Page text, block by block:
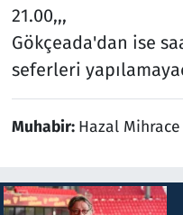
21.00,,,
Gökçeada'dan ise
seferleri
Muhabir: Hazal Mihrace